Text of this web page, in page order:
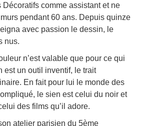
Décoratifs comme assistant et ne
pendant 60 ans. Depuis quinze
avec passion le dessin, le
nus.
n’est valable que pour ce qui
est un outil inventif, le trait
En fait pour lui le monde des
le sien est celui du noir et
des films qu’il adore.
atelier parisien du 5ème